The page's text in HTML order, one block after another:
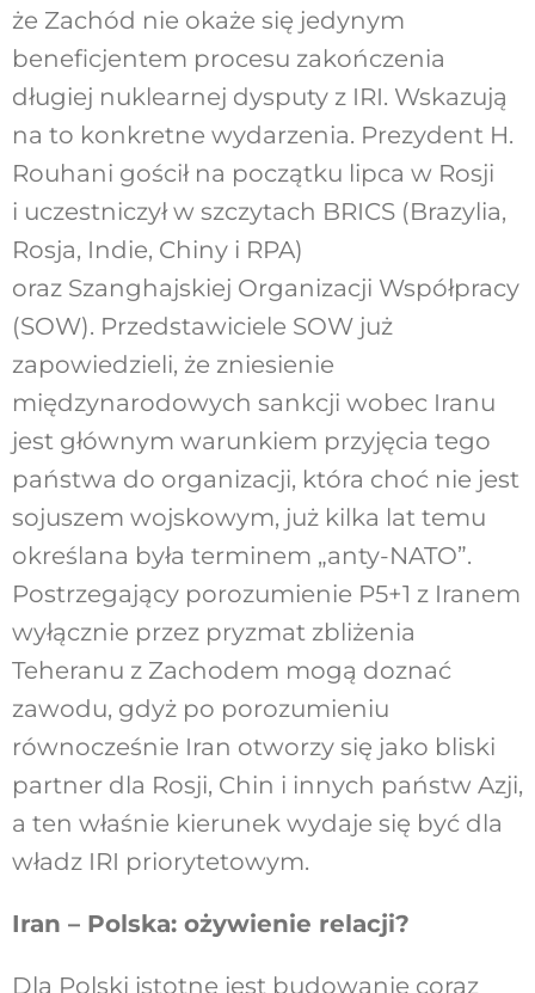
że Zachód nie okaże się jedynym
beneficjentem procesu zakończenia
długiej nuklearnej dysputy z IRI. Wskazują
na to konkretne wydarzenia. Prezydent H.
Rouhani gościł na początku lipca w Rosji
i uczestniczył w szczytach BRICS (Brazylia,
Rosja, Indie, Chiny i RPA)
oraz Szanghajskiej Organizacji Współpracy
(SOW). Przedstawiciele SOW już
zapowiedzieli, że zniesienie
międzynarodowych sankcji wobec Iranu
jest głównym warunkiem przyjęcia tego
państwa do organizacji, która choć nie jest
sojuszem wojskowym, już kilka lat temu
określana była terminem „anty-NATO”.
Postrzegający porozumienie P5+1 z Iranem
wyłącznie przez pryzmat zbliżenia
Teheranu z Zachodem mogą doznać
zawodu, gdyż po porozumieniu
równocześnie Iran otworzy się jako bliski
partner dla Rosji, Chin i innych państw Azji,
a ten właśnie kierunek wydaje się być dla
władz IRI priorytetowym.
Iran – Polska: ożywienie relacji?
Dla Polski istotne jest budowanie coraz